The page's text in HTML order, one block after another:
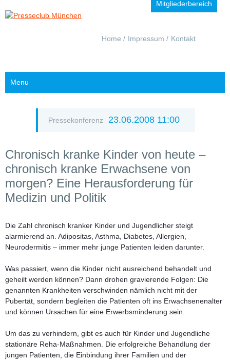
Mitgliederbereich
Navigation
Home Impressum Kontakt
Menu
Pressekonferenz 23.06.2008 11:00
Chronisch kranke Kinder von heute –
chronisch kranke Erwachsene von
morgen? Eine Herausforderung für
Medizin und Politik
Die Zahl chronisch kranker Kinder und Jugendlicher steigt
alarmierend an. Adipositas, Asthma, Diabetes, Allergien,
Neurodermitis – immer mehr junge Patienten leiden darunter.
Was passiert, wenn die Kinder nicht ausreichend behandelt und
geheilt werden können? Dann drohen gravierende Folgen: Die
genannten Krankheiten verschwinden nämlich nicht mit der
Pubertät, sondern begleiten die Patienten oft ins Erwachsenenalter
und können Ursachen für eine Erwerbsminderung sein.
Um das zu verhindern, gibt es auch für Kinder und Jugendliche
stationäre Reha-Maßnahmen. Die erfolgreiche Behandlung der
jungen Patienten, die Einbindung ihrer Familien und der